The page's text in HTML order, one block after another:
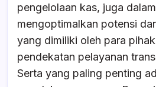
pengelolaan kas, juga
mengoptimalkan potensi
yang dimiliki oleh para
pendekatan pelayanan
Serta yang paling penting